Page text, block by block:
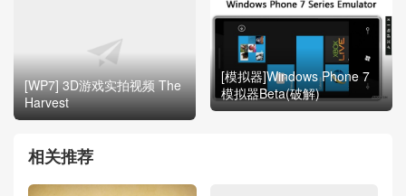
[WP7] 3D游戏实拍视频 The
Harvest
[模拟器]Windows Phone 7
模拟器Beta(破解)
相关推荐